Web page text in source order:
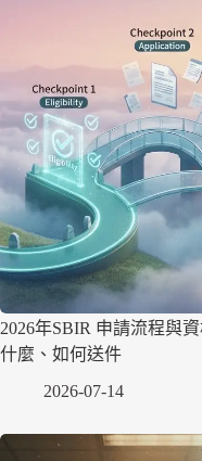
2026年SBIR 申請流程與
什麼、如何送件
2026-07-14